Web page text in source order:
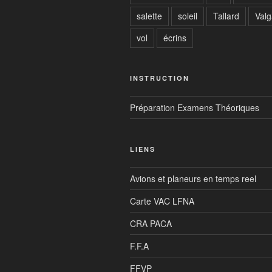
salette
soleil Tallard
vol
écrins
INSTRUCTION
Préparation Examens Théoriques
LIENS
Avions et planeurs en temps reel
Carte VAC LFNA
CRA PACA
F.F.A
FFVP